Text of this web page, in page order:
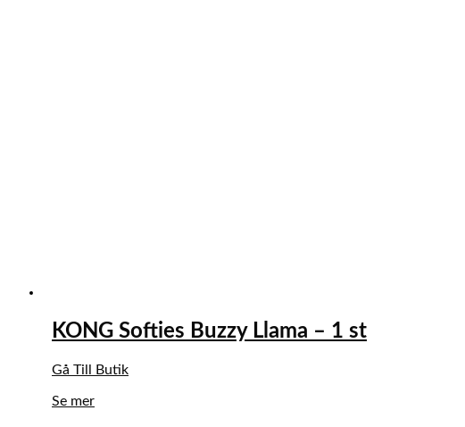
KONG Softies Buzzy Llama – 1 st
Gå Till Butik
Se mer